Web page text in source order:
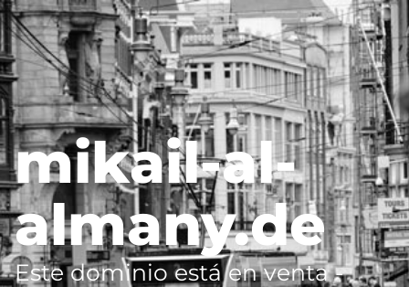
mikail-al-
almany.de
Este dominio está en venta -